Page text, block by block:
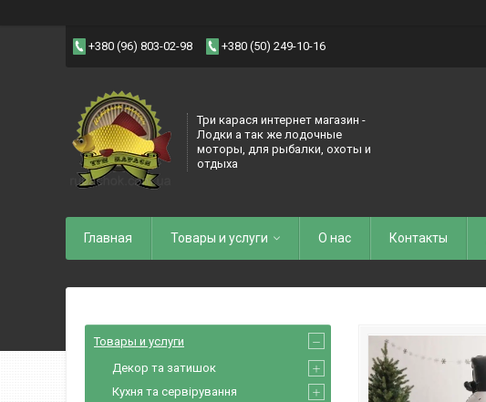
+380 (96) 803-02-98 +380 (50) 249-10-16
Три карася интернет магазин -
Лодки а так же лодочные
моторы, для рыбалки, охоты и
отдыха
Главная Товары и услуги О нас Контакты
Товары и услуги
Декор та затишок
Кухня та сервірування